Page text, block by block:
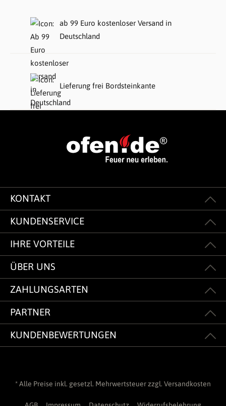
ab 99 Euro kostenloser Versand in
Deutschland
Lieferung frei Bordsteinkante
KONTAKT
KUNDENSERVICE
IHRE VORTEILE
ÜBER UNS
ZAHLUNGSARTEN
PARTNER
KUNDENBEWERTUNGEN
* Alle Preise inkl. gesetzl. Mehrwertsteuer zzgl. Versandkosten